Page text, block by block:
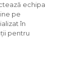
echipa
pe
în
pentru